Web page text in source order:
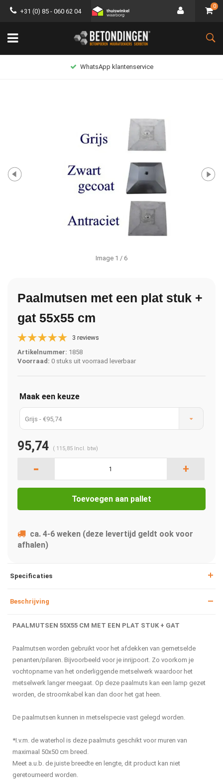
+31 (0) 85 - 060 62 04
0
WhatsApp klantenservice
Image 1 / 6
Paalmutsen met een plat stuk +
gat 55x55 cm
3 reviews
Artikelnummer: 1858
Voorraad: 0 stuks uit voorraad leverbaar
Maak een keuze
Grijs - €95,74
95,74 ( 115,85 Incl. btw)
- +
Toevoegen aan pallet
ca. 4-6 weken (deze levertijd geldt ook voor
afhalen)
Specificaties
Beschrijving
PAALMUTSEN 55X55 CM MET EEN PLAT STUK + GAT
Paalmutsen worden gebruikt voor het afdekken van gemetselde
penanten/pilaren. Bijvoorbeeld voor je inrijpoort. Zo voorkom je
vochtopname van het onderliggende metselwerk waardoor het
metselwerk langer meegaat. Op deze paalmuts kan een lamp gezet
worden, de stroomkabel kan dan door het gat heen.
De paalmutsen kunnen in metselspecie vast gelegd worden.
*I.v.m. de waterhol is deze paalmuts geschikt voor muren van
maximaal 50x50 cm breed.
Meet a.u.b. de juiste breedte en lengte, dit product kan niet
geretourneerd worden.